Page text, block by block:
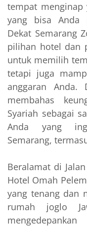
tempat menginap
yang bisa Anda
Dekat Semarang
pilihan hotel dan
untuk memilih
tetapi juga
anggaran
membahas
Syariah sebagai
Anda yang
Semarang,
Beralamat di
Hotel Omah
yang tenang dan
rumah joglo